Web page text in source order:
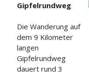
Gipfelrundweg
Die Wanderung auf
dem 9 Kilometer
langen
Gipfelrundweg
dauert rund 3